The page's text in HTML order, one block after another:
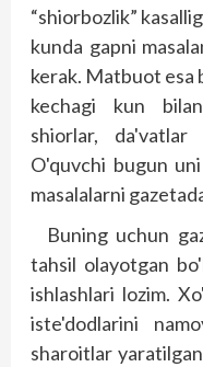
“shiorbozlik”
kunda gapni
kerak. Matbuot esa
kechagi kun
shiorlar,
O'quvchi bugun
masalalarni
Buning uchun
tahsil olayotgan
ishlashlari lozim.
iste'dodlarini
sharoitlar